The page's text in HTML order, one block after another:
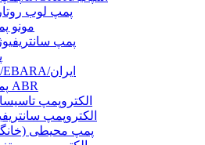
پمپ لوب
مونو
پمپ
پمپ ابارا/EBARA/ایران
پمپ ABR
الکتروپمپ
الکتروپمپ
پمپ محیطی